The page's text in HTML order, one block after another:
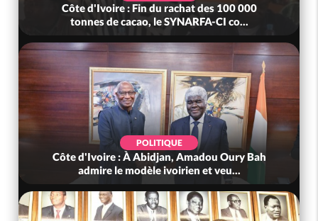
Côte d'Ivoire : Fin du rachat des 100 000
tonnes de cacao, le SYNARFA-CI co...
POLITIQUE
Côte d'Ivoire : À Abidjan, Amadou Oury Bah
admire le modèle ivoirien et veu...